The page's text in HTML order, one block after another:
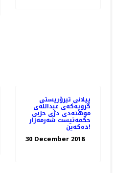
پیلانی تیرۆریستی
گروپەکەی عبداللەی
موهتەدی دژی حزبی
حکمەتیست شەرمەزار
دەکەین!
30 December 2018